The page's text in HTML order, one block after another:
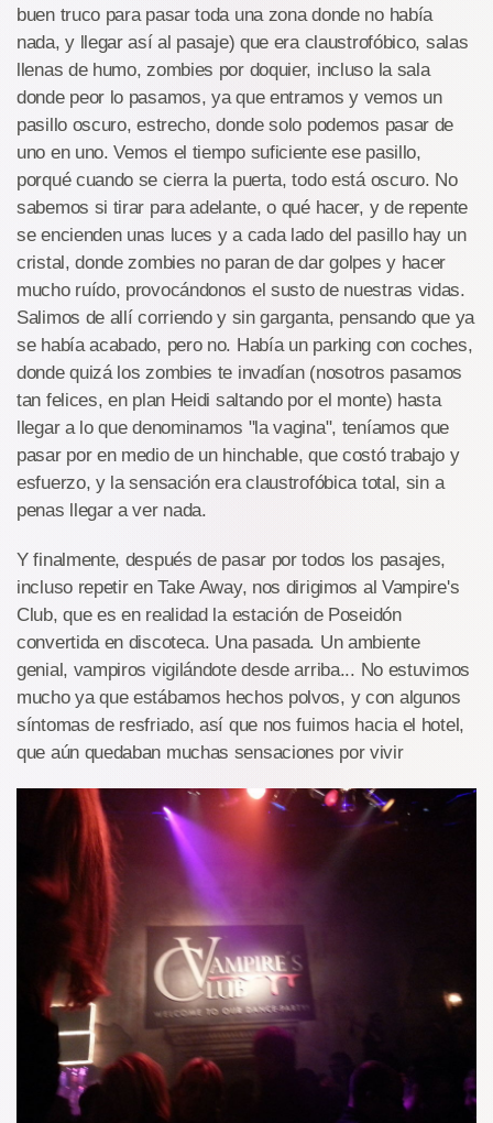
buen truco para pasar toda una zona donde no había
nada, y llegar así al pasaje) que era claustrofóbico, salas
llenas de humo, zombies por doquier, incluso la sala
donde peor lo pasamos, ya que entramos y vemos un
pasillo oscuro, estrecho, donde solo podemos pasar de
uno en uno. Vemos el tiempo suficiente ese pasillo,
porqué cuando se cierra la puerta, todo está oscuro. No
sabemos si tirar para adelante, o qué hacer, y de repente
se encienden unas luces y a cada lado del pasillo hay un
cristal, donde zombies no paran de dar golpes y hacer
mucho ruído, provocándonos el susto de nuestras vidas.
Salimos de allí corriendo y sin garganta, pensando que ya
se había acabado, pero no. Había un parking con coches,
donde quizá los zombies te invadían (nosotros pasamos
tan felices, en plan Heidi saltando por el monte) hasta
llegar a lo que denominamos "la vagina", teníamos que
pasar por en medio de un hinchable, que costó trabajo y
esfuerzo, y la sensación era claustrofóbica total, sin a
penas llegar a ver nada.
Y finalmente, después de pasar por todos los pasajes,
incluso repetir en Take Away, nos dirigimos al Vampire's
Club, que es en realidad la estación de Poseidón
convertida en discoteca. Una pasada. Un ambiente
genial, vampiros vigilándote desde arriba... No estuvimos
mucho ya que estábamos hechos polvos, y con algunos
síntomas de resfriado, así que nos fuimos hacia el hotel,
que aún quedaban muchas sensaciones por vivir